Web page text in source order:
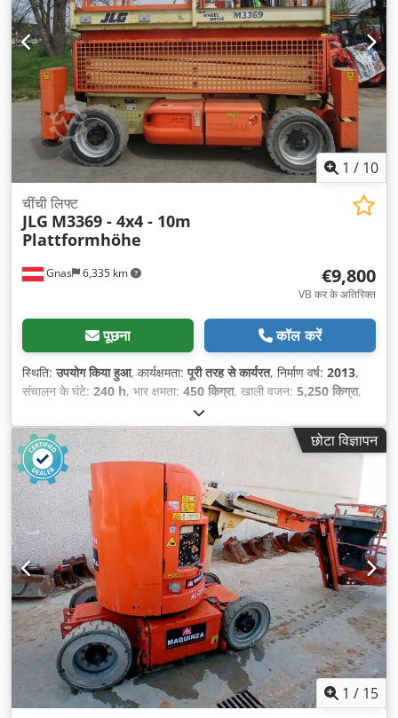
1 / 10
Gnas 6,335 km
चींची लिफ्ट
JLG M3369 - 4x4 - 10m
Plattformhöhe
€9,800
VB कर के अतिरिक्त
पूछना कॉल करें
स्थिति:उपयोग किया हुआ, कार्यक्षमता:पूरी तरह से कार्यरत, निर्माण वर्ष: 2013,
संचालन के घंटे: 240 h, भार क्षमता: 450 किग्रा, खाली वजन: 5,250 किग्रा,
, ईंधन का प्रकार:
ड्राइव प्रकार:Elektro, निर्माण चौड़ाई:1,750 मिमी, कार्य ऊँचाई:10,060
मिमी, छोटा विज्ञापन
1 / 15